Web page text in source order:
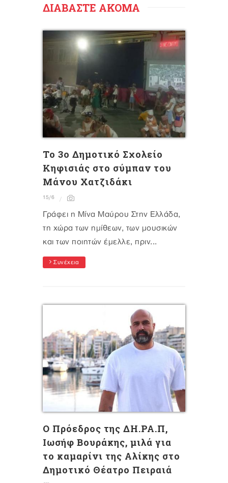
ΔΙΑΒΑΣΤΕ ΑΚΟΜΑ
Το 3ο Δημοτικό Σχολείο
Κηφισιάς στο σύμπαν του
Μάνου Χατζιδάκι
15/6
Γράφει η Μίνα Μαύρου Στην Ελλάδα,
τη χώρα των ημίθεων, των μουσικών
και των ποιητών έμελλε, πριν...
Συνέχεια
Ο Πρόεδρος της ΔΗ.ΡΑ.Π,
Ιωσήφ Βουράκης, μιλά για
το καμαρίνι της Αλίκης στο
Δημοτικό Θέατρο Πειραιά